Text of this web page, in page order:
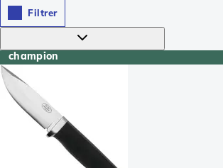
Filtrer
champion